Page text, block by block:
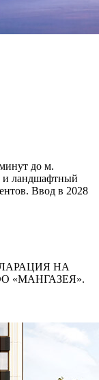
до м.
и ландшафтный
Ввод в 2028
НА
«МАНГАЗЕЯ».